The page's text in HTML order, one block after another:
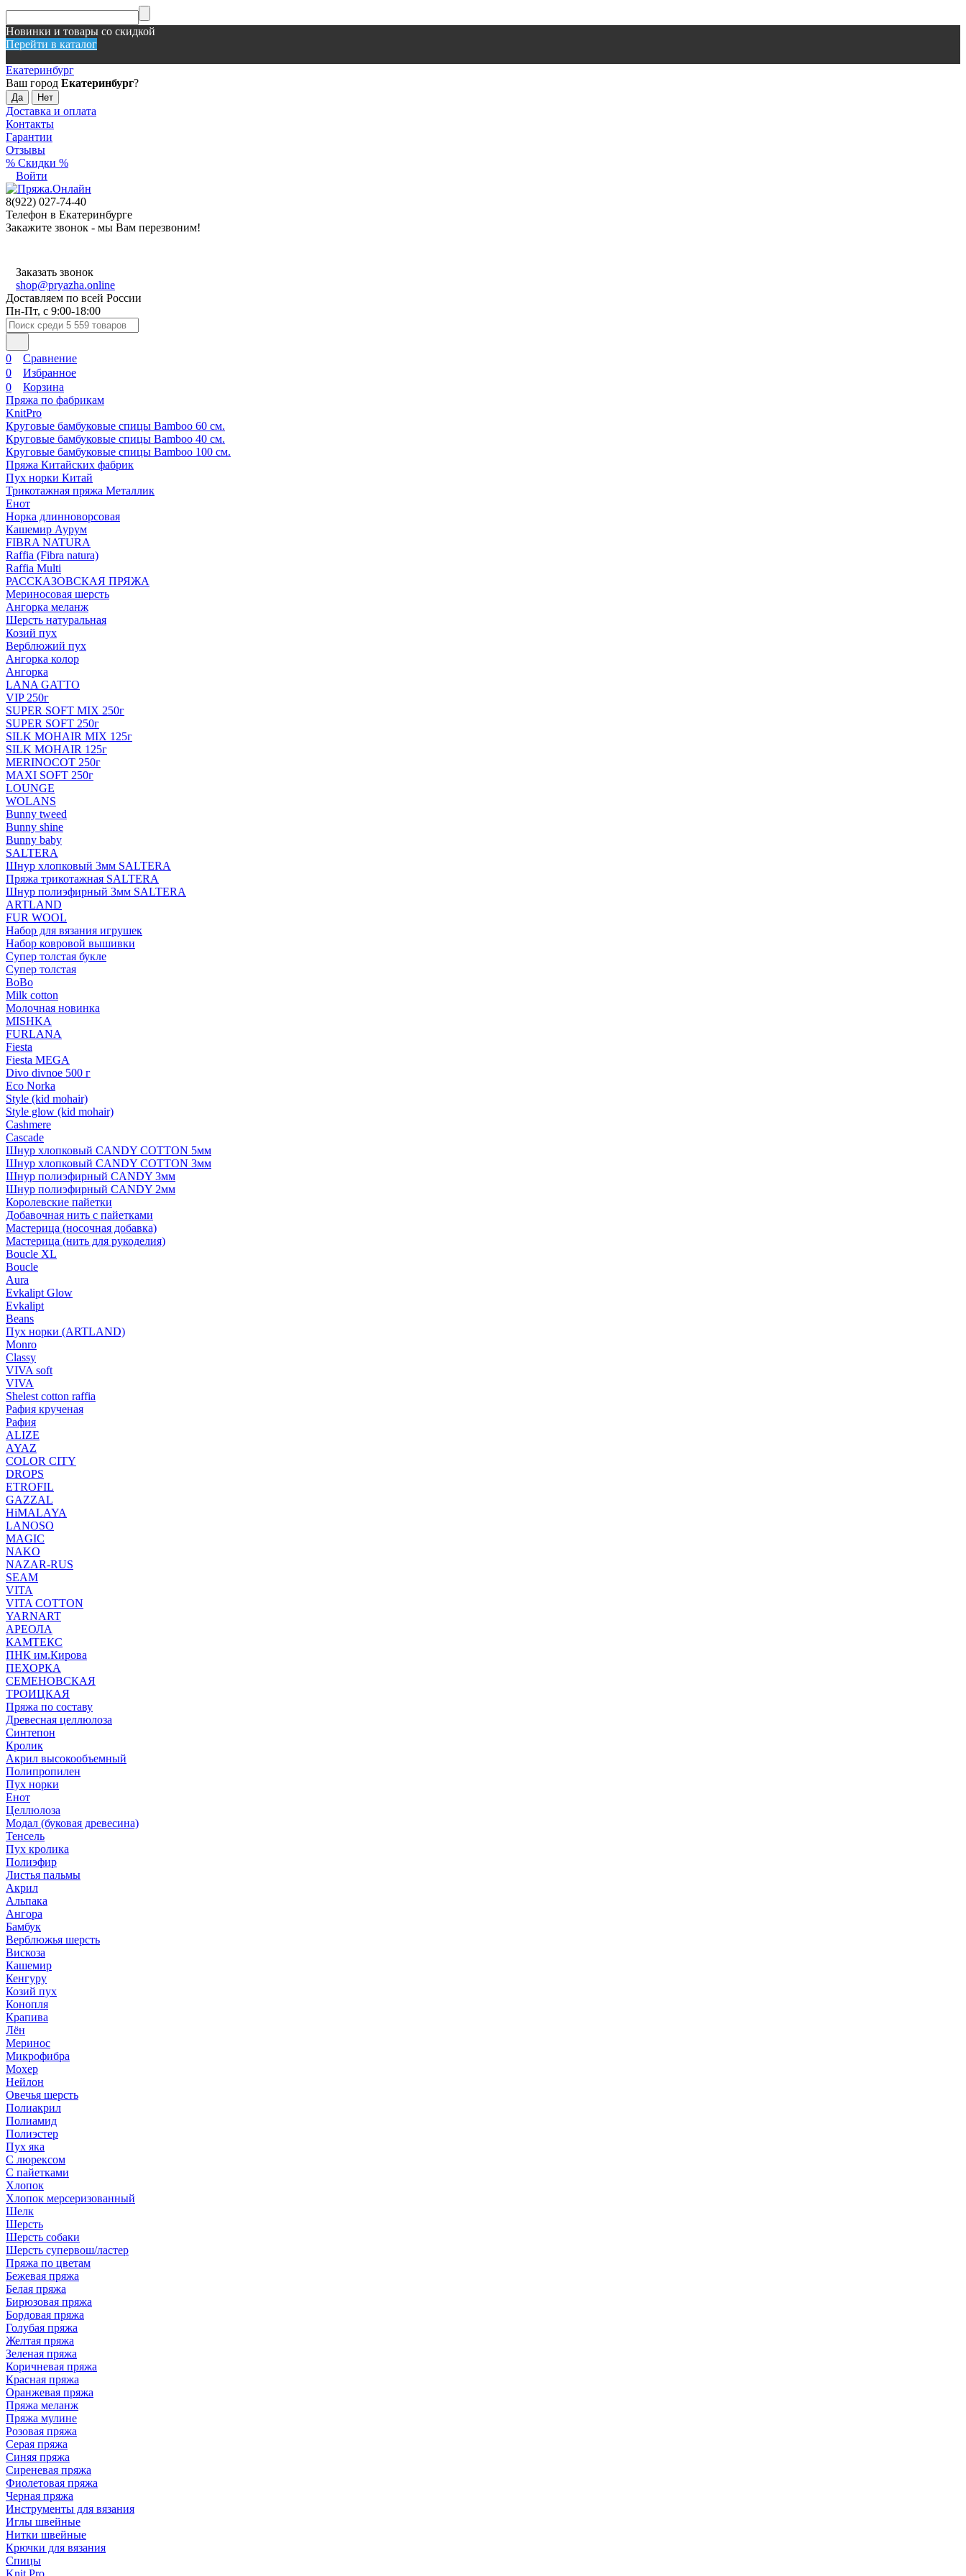
Новинки и товары со скидкой
Перейти в каталог
Екатеринбург
Ваш город Екатеринбург?
Доставка и оплата
Контакты
Гарантии
Отзывы
% Скидки %
Войти
8(922) 027-74-40
Телефон в Екатеринбурге
Закажите звонок - мы Вам перезвоним!
Заказать звонок
shop@pryazha.online
Доставляем по всей России
Пн-Пт, с 9:00-18:00
0
Сравнение
0
Избранное
0
Корзина
Пряжа по фабрикам
KnitPro
Круговые бамбуковые спицы Bamboo 60 см.
Круговые бамбуковые спицы Bamboo 40 см.
Круговые бамбуковые спицы Bamboo 100 см.
Пряжа Китайских фабрик
Пух норки Китай
Трикотажная пряжа Металлик
Енот
Норка длинноворсовая
Кашемир Аурум
FIBRA NATURA
Raffia (Fibra natura)
Raffia Multi
РАССКАЗОВСКАЯ ПРЯЖА
Мериносовая шерсть
Ангорка меланж
Шерсть натуральная
Козий пух
Верблюжий пух
Ангорка колор
Ангорка
LANA GATTO
VIP 250г
SUPER SOFT MIX 250г
SUPER SOFT 250г
SILK MOHAIR MIX 125г
SILK MOHAIR 125г
MERINOCOT 250г
MAXI SOFT 250г
LOUNGE
WOLANS
Bunny tweed
Bunny shine
Bunny baby
SALTERA
Шнур хлопковый 3мм SALTERA
Пряжа трикотажная SALTERA
Шнур полиэфирный 3мм SALTERA
ARTLAND
FUR WOOL
Набор для вязания игрушек
Набор ковровой вышивки
Супер толстая букле
Супер толстая
BoBo
Milk cotton
Молочная новинка
MISHKA
FURLANA
Fiesta
Fiesta MEGA
Divo divnoe 500 г
Eco Norka
Style (kid mohair)
Style glow (kid mohair)
Cashmere
Cascade
Шнур хлопковый CANDY COTTON 5мм
Шнур хлопковый CANDY COTTON 3мм
Шнур полиэфирный CANDY 3мм
Шнур полиэфирный CANDY 2мм
Королевские пайетки
Добавочная нить с пайетками
Мастерица (носочная добавка)
Мастерица (нить для рукоделия)
Boucle XL
Boucle
Aura
Evkalipt Glow
Evkalipt
Beans
Пух норки (ARTLAND)
Monro
Classy
VIVA soft
VIVA
Shelest cotton raffia
Рафия крученая
Рафия
ALIZE
AYAZ
COLOR CITY
DROPS
ETROFIL
GAZZAL
HiMALAYA
LANOSO
MAGIC
NAKO
NAZAR-RUS
SEAM
VITA
VITA COTTON
YARNART
АРЕОЛА
КАМТЕКС
ПНК им.Кирова
ПЕХОРКА
СЕМЕНОВСКАЯ
ТРОИЦКАЯ
Пряжа по составу
Древесная целлюлоза
Синтепон
Кролик
Акрил высокообъемный
Полипропилен
Пух норки
Енот
Целлюлоза
Модал (буковая древесина)
Тенсель
Пух кролика
Полиэфир
Листья пальмы
Акрил
Альпака
Ангора
Бамбук
Верблюжья шерсть
Вискоза
Кашемир
Кенгуру
Козий пух
Конопля
Крапива
Лён
Меринос
Микрофибра
Мохер
Нейлон
Овечья шерсть
Полиакрил
Полиамид
Полиэстер
Пух яка
С люрексом
С пайетками
Хлопок
Хлопок мерсеризованный
Шелк
Шерсть
Шерсть собаки
Шерсть супервош/ластер
Пряжа по цветам
Бежевая пряжа
Белая пряжа
Бирюзовая пряжа
Бордовая пряжа
Голубая пряжа
Желтая пряжа
Зеленая пряжа
Коричневая пряжа
Красная пряжа
Оранжевая пряжа
Пряжа меланж
Пряжа мулине
Розовая пряжа
Серая пряжа
Синяя пряжа
Сиреневая пряжа
Фиолетовая пряжа
Черная пряжа
Инструменты для вязания
Иглы швейные
Нитки швейные
Крючки для вязания
Спицы
Knit Pro